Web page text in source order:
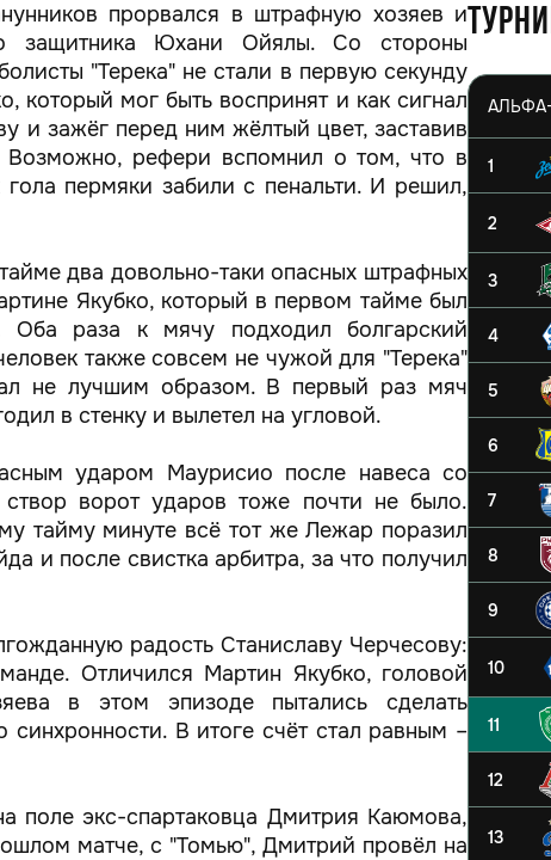
1
2
3
4
5
6
7
8
9
10
11
12
13
прорвался в штрафную хозяев и
защитника Юхани Ойялы. Со стороны
"Терека" не стали в первую секунду
который мог быть воспринят и как сигнал
и зажёг перед ним жёлтый цвет, заставив
Возможно, рефери вспомнил о том, что в
пермяки забили с пенальти. И решил,
два довольно-таки опасных штрафных
Якубко, который в первом тайме был
раза к мячу подходил болгарский
также совсем не чужой для "Терека"
не лучшим образом. В первый раз мяч
в стенку и вылетел на угловой.
ударом Маурисио после навеса со
ворот ударов тоже почти не было.
тайму минуте всё тот же Лежар поразил
и после свистка арбитра, за что получил
радость Станиславу Черчесову:
Отличился Мартин Якубко, головой
в этом эпизоде пытались сделать
В итоге счёт стал равным –
поле экс-спартаковца Дмитрия Каюмова,
матче, с "Томью", Дмитрий провёл на